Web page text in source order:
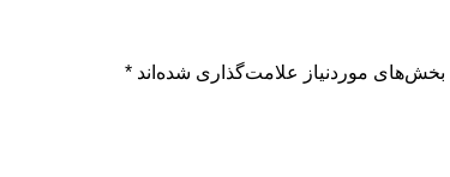
بخش‌های موردنیاز علامت‌گذاری شده‌اند *